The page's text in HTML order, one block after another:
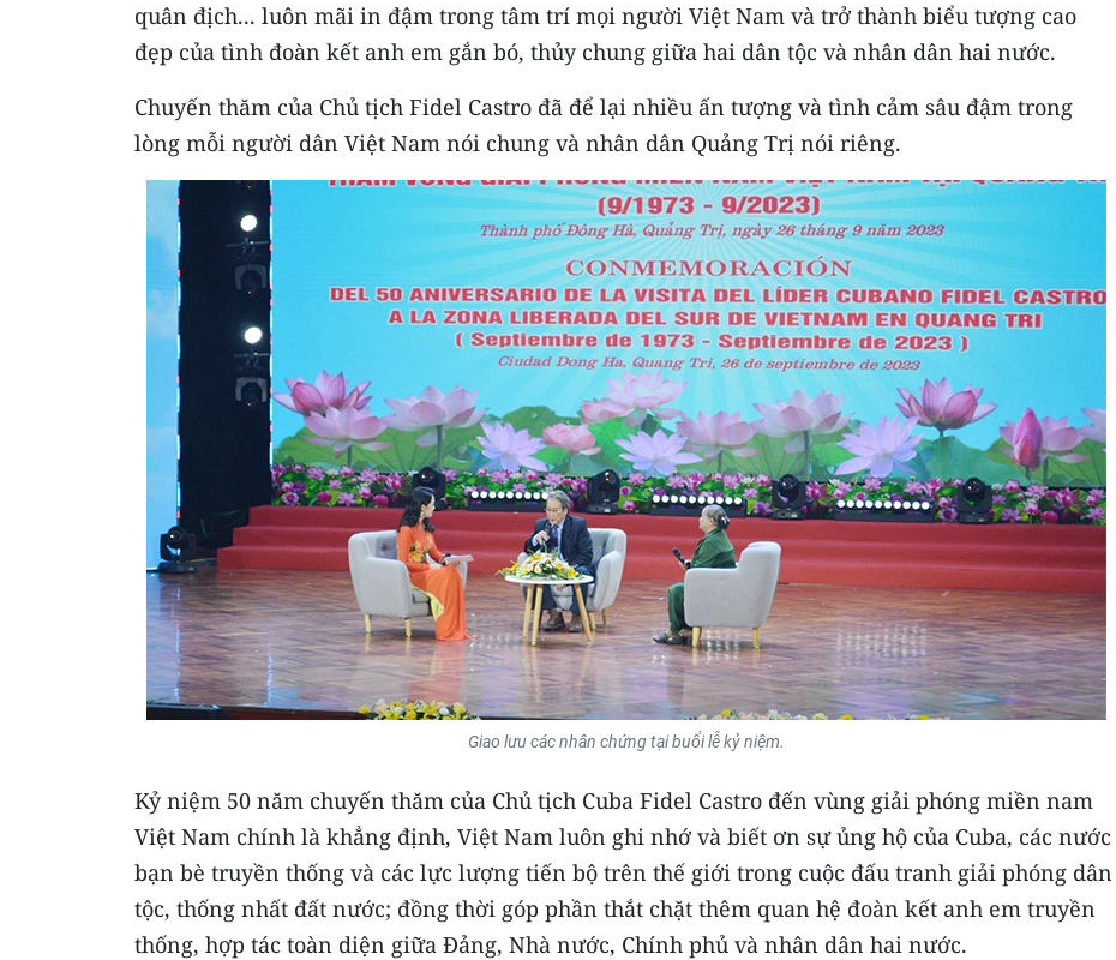
quân địch... luôn mãi in đậm trong tâm trí mọi người Việt Nam và trở thành biểu tượng cao
đẹp của tình đoàn kết anh em gắn bó, thủy chung giữa hai dân tộc và nhân dân hai nước.
Chuyến thăm của Chủ tịch Fidel Castro đã để lại nhiều ấn tượng và tình cảm sâu đậm trong
lòng mỗi người dân Việt Nam nói chung và nhân dân Quảng Trị nói riêng.
Giao lưu các nhân chứng tại buổi lễ kỷ niệm.
Kỷ niệm 50 năm chuyến thăm của Chủ tịch Cuba Fidel Castro đến vùng giải phóng miền nam
Việt Nam chính là khẳng định, Việt Nam luôn ghi nhớ và biết ơn sự ủng hộ của Cuba, các nước
bạn bè truyền thống và các lực lượng tiến bộ trên thế giới trong cuộc đấu tranh giải phóng dân
tộc, thống nhất đất nước; đồng thời góp phần thắt chặt thêm quan hệ đoàn kết anh em truyền
thống, hợp tác toàn diện giữa Đảng, Nhà nước, Chính phủ và nhân dân hai nước.